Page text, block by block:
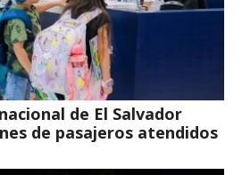
de El Salvador
de pasajeros atendidos